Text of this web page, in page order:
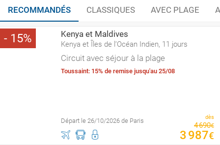
RECOMMANDÉS CLASSIQUES AVEC PLAGE
15 Kenya et Maldives
Kenya et Îles de l’Océan Indien, 11 jours
Circuit avec séjour à la plage
Toussaint: 15% de remise jusqu'au 25/08
Départ le 26/10/2026 de Paris dès
4690€
3987€